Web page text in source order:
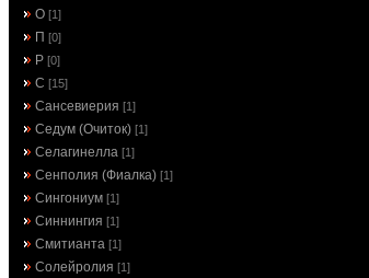
О [1]
П [0]
Р [0]
С [15]
Сансевиерия [1]
Седум (Очиток) [1]
Селагинелла [1]
Сенполия (Фиалка) [1]
Сингониум [1]
Синнингия [1]
Смитианта [1]
Солейролия [1]